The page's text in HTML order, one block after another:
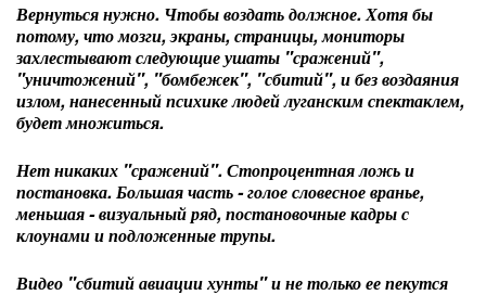
Вернуться нужно. Чтобы воздать должное. Хотя бы
потому, что мозги, экраны, страницы, мониторы
захлестывают следующие ушаты "сражений",
"уничтожений", "бомбежек", "сбитий", и без воздаяния
излом, нанесенный психике людей луганским спектаклем,
будет множиться.
Нет никаких "сражений". Стопроцентная ложь и
постановка. Большая часть - голое словесное вранье,
меньшая - визуальный ряд, постановочные кадры с
клоунами и подложенные трупы.
Видео "сбитий авиации хунты" и не только ее пекутся